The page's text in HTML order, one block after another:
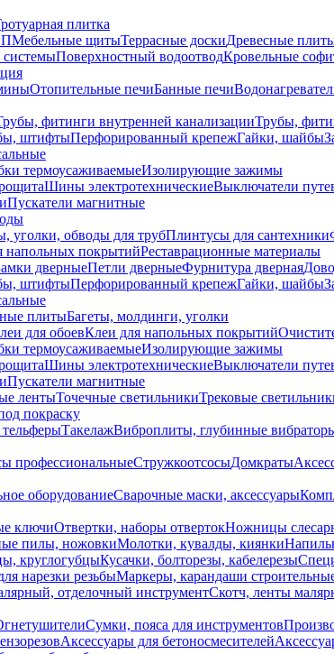
плитка
Мебельные щитыТеррасные доскиДревесные
Поверхностный водоотводКровельные
Отопительные печиБанные печи
фитинги внутренней канализацииТрубы,
штифтыПерфорированный крепежГайки, шайбы
термоусаживаемыеИзолирующие зажимы
Шины электротехническиеВыключатели
Пускатели магнитные
уголки, обводы для трубПлинтусы для сантехники
напольных покрытийРеставрационные материалы
дверныеПетли дверныеФурнитура дверная
штифтыПерфорированный крепежГайки, шайбы
плитыБагеты, молдинги, уголки
для обоевКлеи для напольных покрытий
термоусаживаемыеИзолирующие зажимы
Шины электротехническиеВыключатели
Пускатели магнитные
лентыТочечные светильникиТрековые
покраску
ТакелажВиброплиты, глубинные
профессиональныеСтружкоотсосыДомкраты
оборудованиеСварочные маски, аксессуары
ключиОтвертки, наборы отвертокНожницы
пилы, ножовкиМолотки, кувалды, киянки
круглогубцыКусачки, болторезы, кабелерезы
нарезки резьбыМаркеры, карандаши
отделочный инструментСкотч, ленты
Сумки, пояса для инструментов
Аксессуары для бетоносмесителей